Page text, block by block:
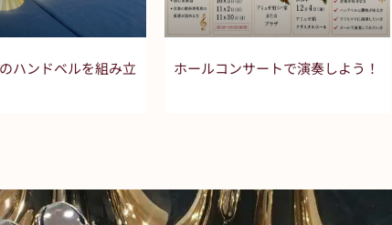
ハンドベルを組み立
ホールコンサートで演奏しよう！